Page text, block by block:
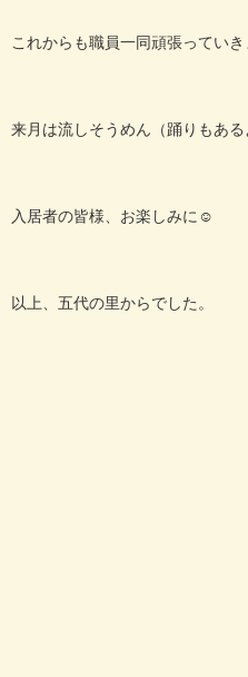
これからも職員一同頑張っていき
来月は流しそうめん（踊りもある
入居者の皆様、お楽しみに☺
以上、五代の里からでした。